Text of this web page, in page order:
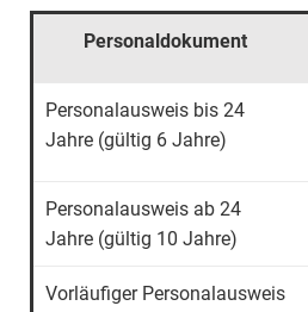
Personaldokument
Personalausweis bis 24
Jahre (gültig 6 Jahre)
Personalausweis ab 24
Jahre (gültig 10 Jahre)
Vorläufiger Personalausweis